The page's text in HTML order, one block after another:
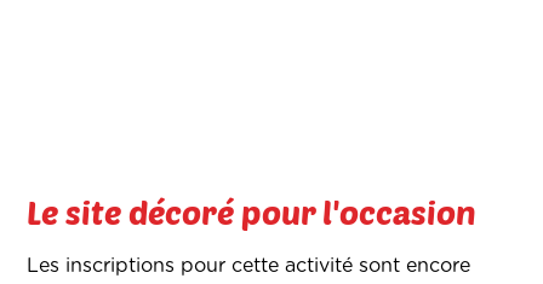
Le site décoré pour l'occasion
Les inscriptions pour cette activité sont encore